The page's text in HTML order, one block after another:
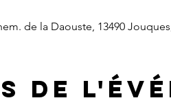
de la Daouste, 13490
de